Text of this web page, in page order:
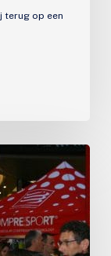
terug op een